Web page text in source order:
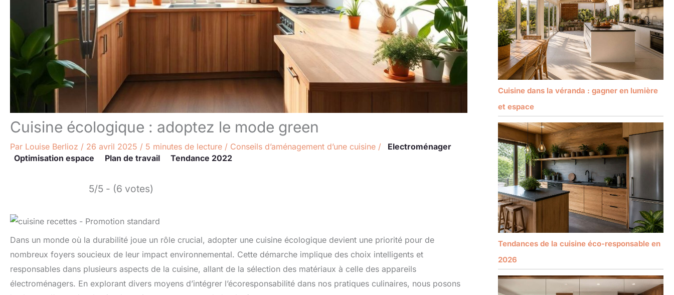
Cuisine écologique : adoptez le mode green
Par Louise Berlioz / 26 avril 2025 / 5 minutes de lecture / Conseils d’aménagement d’une cuisine /
Electroménager
Optimisation espace
Plan de travail Tendance 2022
5/5 - (6 votes)
Dans un monde où la durabilité joue un rôle crucial, adopter une cuisine écologique devient une priorité pour de
nombreux foyers soucieux de leur impact environnemental. Cette démarche implique des choix intelligents et
responsables dans plusieurs aspects de la cuisine, allant de la sélection des matériaux à celle des appareils
électroménagers. En explorant divers moyens d’intégrer l’écoresponsabilité dans nos pratiques culinaires, nous posons
Cuisine dans la véranda : gagner en lumière
et espace
Tendances de la cuisine éco-responsable en
2026